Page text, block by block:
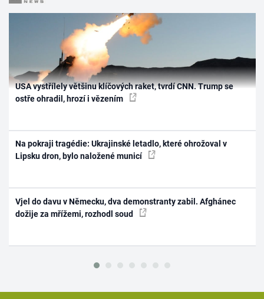
USA vystřílely většinu klíčových raket, tvrdí CNN. Trump se
ostře ohradil, hrozí i vězením
Na pokraji tragédie: Ukrajinské letadlo, které ohrožoval v
Lipsku dron, bylo naložené municí
Vjel do davu v Německu, dva demonstranty zabil. Afghánec
dožije za mřížemi, rozhodl soud